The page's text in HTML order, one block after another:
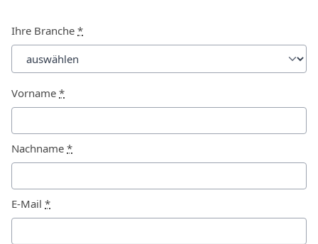
Ihre Branche *
Vorname *
Nachname *
E-Mail *